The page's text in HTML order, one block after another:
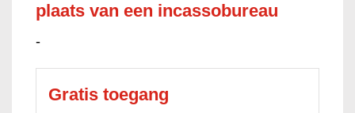
plaats van een incassobureau
-
Gratis toegang